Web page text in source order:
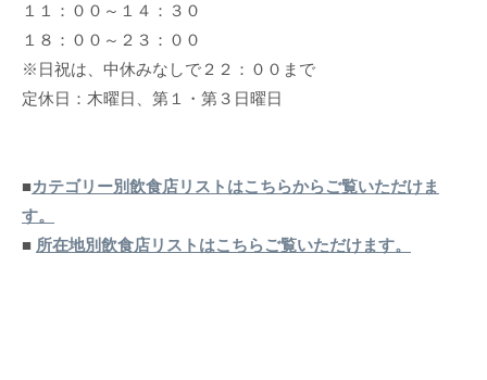
１１：００～１４：３０
１８：００～２３：００
※日祝は、中休みなしで２２：００まで
定休日：木曜日、第１・第３日曜日
■カテゴリー別飲食店リストはこちらからご覧いただけま
す。
■ 所在地別飲食店リストはこちらご覧いただけます。